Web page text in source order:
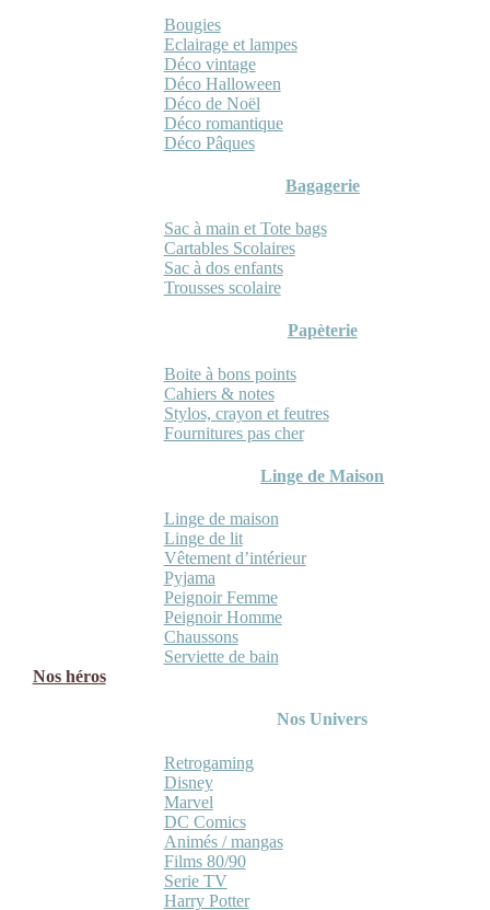
Bougies
Eclairage et lampes
Déco vintage
Déco Halloween
Déco de Noël
Déco romantique
Déco Pâques
Bagagerie
Sac à main et Tote bags
Cartables Scolaires
Sac à dos enfants
Trousses scolaire
Papèterie
Boite à bons points
Cahiers & notes
Stylos, crayon et feutres
Fournitures pas cher
Linge de Maison
Linge de maison
Linge de lit
Vêtement d’intérieur
Pyjama
Peignoir Femme
Peignoir Homme
Chaussons
Serviette de bain
Nos héros
Nos Univers
Retrogaming
Disney
Marvel
DC Comics
Animés / mangas
Films 80/90
Serie TV
Harry Potter